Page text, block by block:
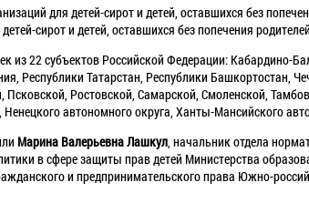
для детей-сирот и детей, оставшихся без
сирот и детей, оставшихся без попечения
из 22 субъектов Российской Федерации: Кабардино-
Республики Татарстан, Республики Башкортостан,
Ростовской, Самарской, Смоленской,
автономного округа, Ханты-Мансийского
Марина Валерьевна Лашкул, начальник отдела
в сфере защиты прав детей Министерства
и предпринимательского права Южно-